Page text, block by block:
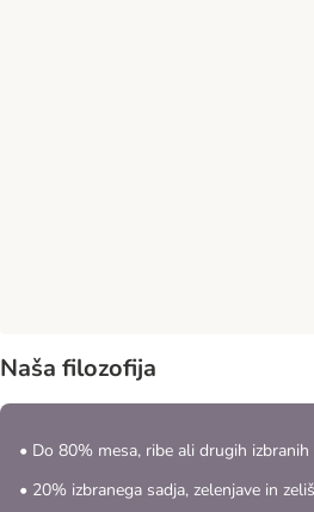
Naša filozofija
• Do 80% mesa, ribe ali drugih
• 20% izbranega sadja, zelenjave in